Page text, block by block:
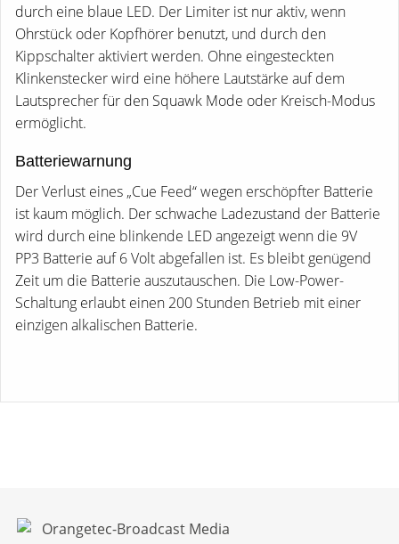
durch eine blaue LED. Der Limiter ist nur aktiv, wenn
Ohrstück oder Kopfhörer benutzt, und durch den
Kippschalter aktiviert werden. Ohne eingesteckten
Klinkenstecker wird eine höhere Lautstärke auf dem
Lautsprecher für den Squawk Mode oder Kreisch-Modus
ermöglicht.
Batteriewarnung
Der Verlust eines „Cue Feed“ wegen erschöpfter Batterie
ist kaum möglich. Der schwache Ladezustand der Batterie
wird durch eine blinkende LED angezeigt wenn die 9V
PP3 Batterie auf 6 Volt abgefallen ist. Es bleibt genügend
Zeit um die Batterie auszutauschen. Die Low-Power-
Schaltung erlaubt einen 200 Stunden Betrieb mit einer
einzigen alkalischen Batterie.